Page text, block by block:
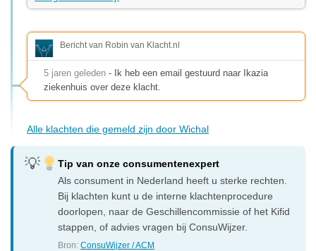
Bericht van Robin van Klacht.nl
5 jaren geleden - Ik heb een email gestuurd naar Ikazia
ziekenhuis over deze klacht.
Alle klachten die gemeld zijn door Wichal
Tip van onze consumentenexpert
Als consument in Nederland heeft u sterke rechten.
Bij klachten kunt u de interne klachtenprocedure
doorlopen, naar de Geschillencommissie of het Kifid
stappen, of advies vragen bij ConsuWijzer.
Bron:ConsuWijzer / ACM